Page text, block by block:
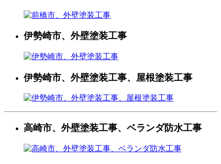
伊勢崎市、外壁塗装工事
伊勢崎市、外壁塗装工事、屋根塗装工事
高崎市、外壁塗装工事、ベランダ防水工事